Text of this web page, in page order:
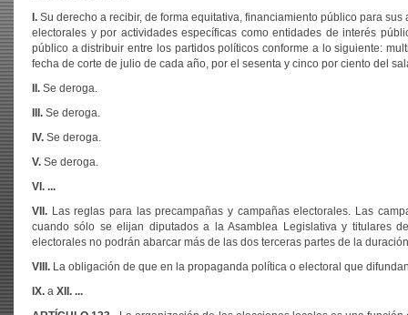
I. Su derecho a recibir, de forma equitativa, financiamiento público para
electorales y por actividades específicas como entidades de interés
público a distribuir entre los partidos políticos conforme a lo siguiente:
fecha de corte de julio de cada año, por el sesenta y cinco por ciento del
II. Se deroga.
III. Se deroga.
IV. Se deroga.
V. Se deroga.
VI. ...
VII. Las reglas para las precampañas y campañas electorales. Las
cuando sólo se elijan diputados a la Asamblea Legislativa y titulares
electorales no podrán abarcar más de las dos terceras partes de la
VIII. La obligación de que en la propaganda política o electoral que
IX. a XII. ...